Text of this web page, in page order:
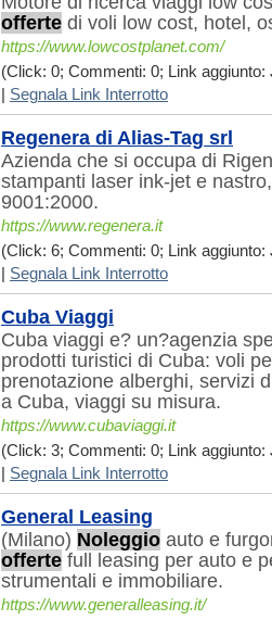
offerte di voli low cost, hotel,
https://www.lowcostplanet.com/
(Click: 0; Commenti: 0; Link aggiunto:
Segnala Link Interrotto
Regenera di Alias-Tag srl
Azienda che si occupa di
stampanti laser ink-jet e
9001:2000.
https://www.regenera.it
(Click: 6; Commenti: 0; Link aggiunto:
Segnala Link Interrotto
Cuba Viaggi
Cuba viaggi e? un?agenzia
prodotti turistici di Cuba: voli
prenotazione alberghi, servizi
a Cuba, viaggi su misura.
https://www.cubaviaggi.it
(Click: 3; Commenti: 0; Link aggiunto:
Segnala Link Interrotto
General Leasing
(Milano) Noleggio auto e
offerte full leasing per auto e
strumentali e immobiliare.
https://www.generalleasing.it/